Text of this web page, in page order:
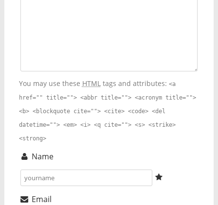
You may use these HTMLtags and attributes: <a
href="" title=""> <abbr title=""> <acronym title="">
<b> <blockquote cite=""> <cite> <code> <del
datetime=""> <em> <i> <q cite=""> <s> <strike>
<strong>
Name
Email